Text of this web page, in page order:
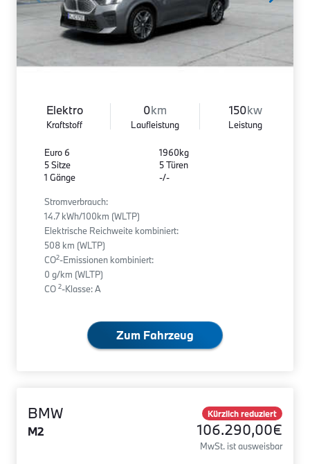
Elektro
Kraftstoff
0km
Laufleistung
150kw
Leistung
Euro 6
5 Sitze
1 Gänge
1960kg
5 Türen
-/-
Stromverbrauch:
14.7 kWh/100km (WLTP)
Elektrische Reichweite kombiniert:
508 km (WLTP)
CO2-Emissionen kombiniert:
0 g/km (WLTP)
CO 2-Klasse: A
Zum Fahrzeug
BMW
M2
Kürzlich reduziert
106.290,00€
MwSt. ist ausweisbar